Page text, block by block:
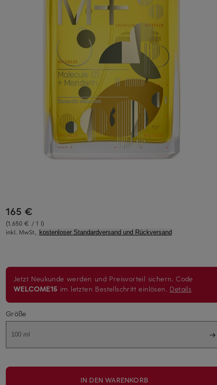
165 €
(1.650 € / 1 l)
inkl. MwSt.,
kostenloser Standardversand und Rückversand
Jetzt Neukunde werden und Preisvorteil sichern. Code
WELCOME15 im letzten Bestellschritt einlösen. Details
Größe
100 ml
IN DEN WARENKORB